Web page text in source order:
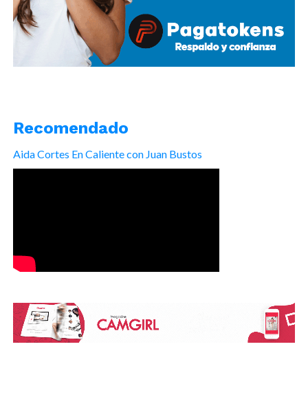
Recomendado
Aida Cortes En Caliente con Juan Bustos